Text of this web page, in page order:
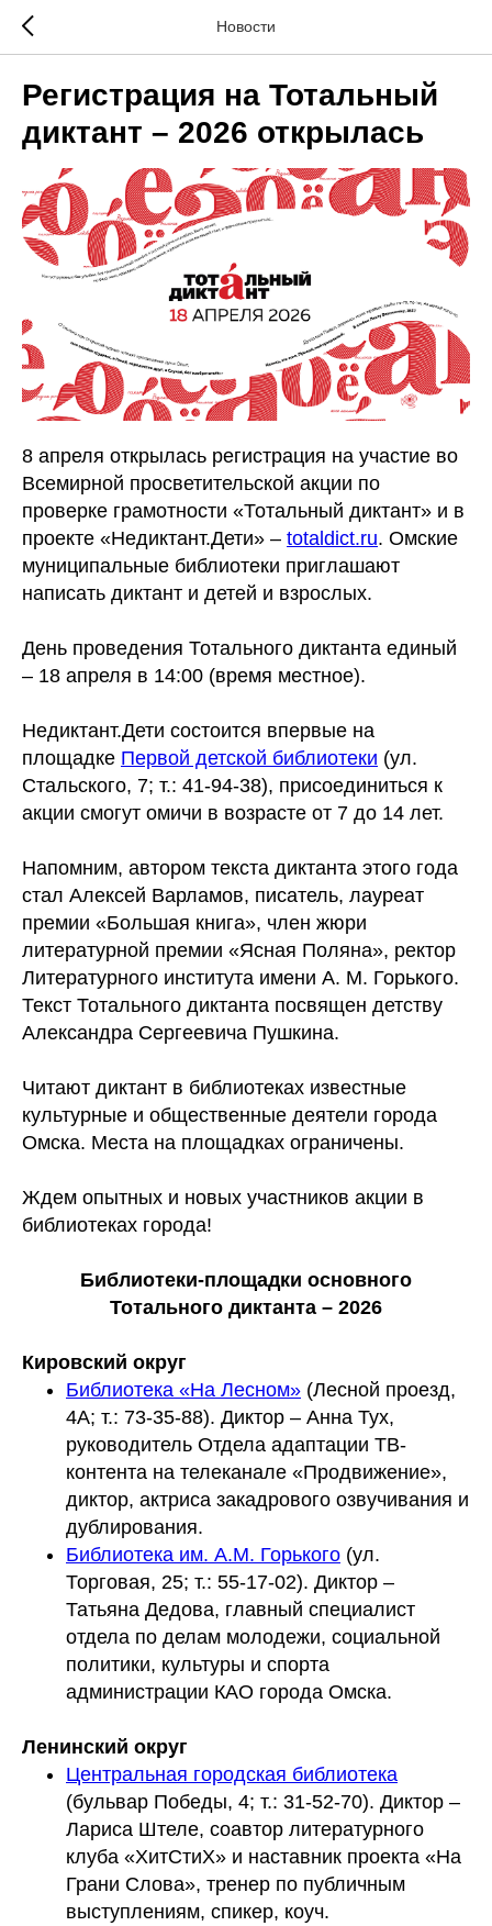
Новости
Регистрация на Тотальный
диктант – 2026 открылась
8 апреля открылась регистрация на участие во
Всемирной просветительской акции по
проверке грамотности «Тотальный диктант» и в
проекте «Недиктант.Дети» – totaldict.ru. Омские
муниципальные библиотеки приглашают
написать диктант и детей и взрослых.
День проведения Тотального диктанта единый
– 18 апреля в 14:00 (время местное).
Недиктант.Дети состоится впервые на
площадке Первой детской библиотеки (ул.
Стальского, 7; т.: 41-94-38), присоединиться к
акции смогут омичи в возрасте от 7 до 14 лет.
Напомним, автором текста диктанта этого года
стал Алексей Варламов, писатель, лауреат
премии «Большая книга», член жюри
литературной премии «Ясная Поляна», ректор
Литературного института имени А. М. Горького.
Текст Тотального диктанта посвящен детству
Александра Сергеевича Пушкина.
Читают диктант в библиотеках известные
культурные и общественные деятели города
Омска. Места на площадках ограничены.
Ждем опытных и новых участников акции в
библиотеках города!
Библиотеки-площадки основного
Тотального диктанта – 2026
Кировский округ
Библиотека «На Лесном» (Лесной проезд,
4А; т.: 73-35-88). Диктор – Анна Тух,
руководитель Отдела адаптации ТВ-
контента на телеканале «Продвижение»,
диктор, актриса закадрового озвучивания и
дублирования.
Библиотека им. А.М. Горького (ул.
Торговая, 25; т.: 55-17-02). Диктор –
Татьяна Дедова, главный специалист
отдела по делам молодежи, социальной
политики, культуры и спорта
администрации КАО города Омска.
Ленинский округ
Центральная городская библиотека
(бульвар Победы, 4; т.: 31-52-70). Диктор –
Лариса Штеле, соавтор литературного
клуба «ХитСтиХ» и наставник проекта «На
Грани Слова», тренер по публичным
выступлениям, спикер, коуч.